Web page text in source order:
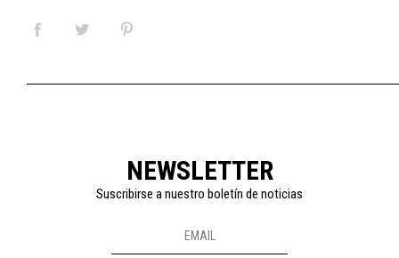
NEWSLETTER
Suscribirse a nuestro boletín de noticias